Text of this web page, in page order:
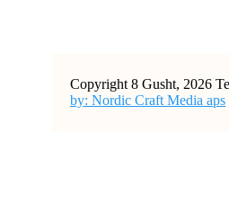
Copyright 8 Gusht, 2026
by: Nordic Craft Media aps